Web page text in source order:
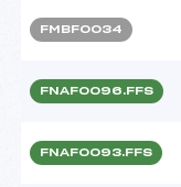
FMBF0034
FNAF0096.FFS
FNAF0093.FFS